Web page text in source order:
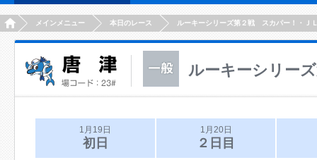
HOMEメインメニュー 本日のレース ルーキーシリーズ第２戦 スカパー！・Ｊ
ルーキーシリー
1月19日
初日
1月20日
２日目